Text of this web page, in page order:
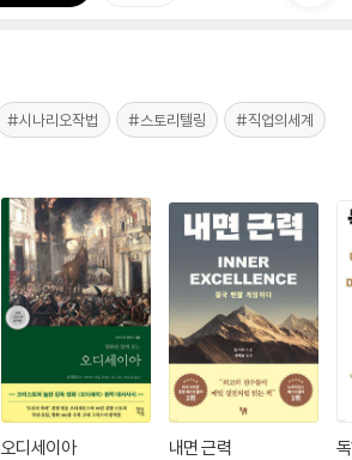
#시나리오작법 #스토리텔링 #직업의세계
오디세이아 내면 근력